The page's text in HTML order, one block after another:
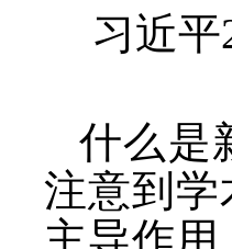
习近平
什么是
注意到
主导作